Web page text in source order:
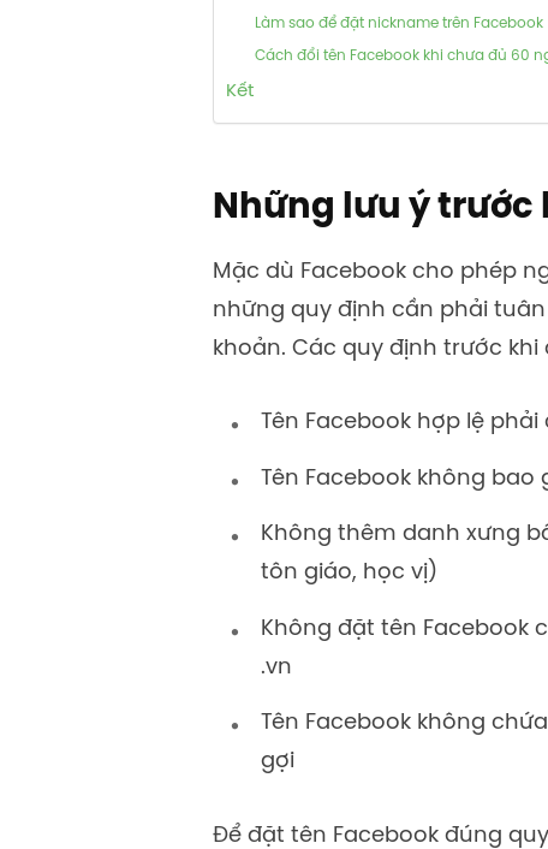
Làm sao để đặt nickname trên Facebook
Cách đổi tên Facebook khi chưa đủ 60
Kết
Những lưu ý trước
Mặc dù Facebook cho phép
những quy định cần phải
khoản. Các quy định trước
Tên Facebook hợp lệ
Tên Facebook không
Không thêm danh xưng
tôn giáo, học vị)
Không đặt tên Facebook
.vn
Tên Facebook không
gợi
Để đặt tên Facebook đúng